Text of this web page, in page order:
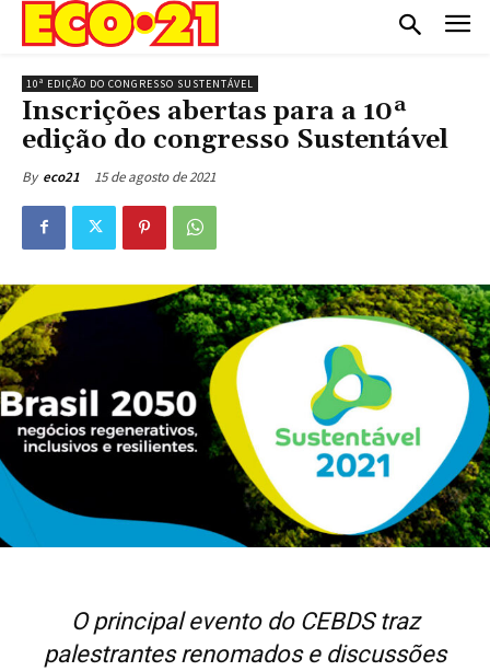
10ª EDIÇÃO DO CONGRESSO SUSTENTÁVEL
Inscrições abertas para a 10ª
edição do congresso Sustentável
By eco21 15 de agosto de 2021
O principal evento do CEBDS traz
palestrantes renomados e discussões